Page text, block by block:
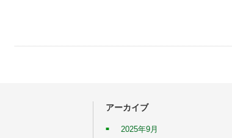
アーカイブ
2025年9月